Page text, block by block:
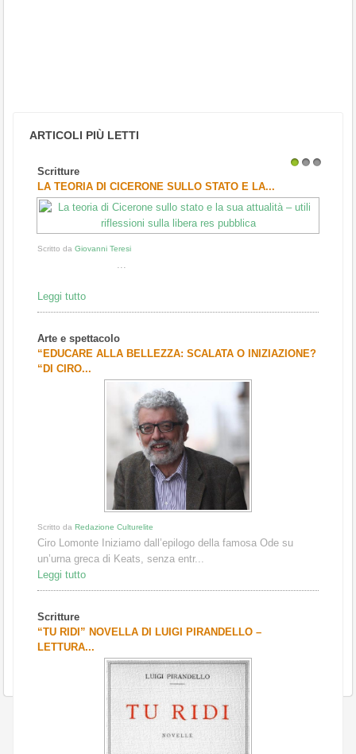
ARTICOLI PIÙ LETTI
Scritture
LA TEORIA DI CICERONE SULLO STATO E LA...
Scritto da Giovanni Teresi
...
Leggi tutto
Arte e spettacolo
“EDUCARE ALLA BELLEZZA: SCALATA O INIZIAZIONE?
“DI CIRO...
Scritto da Redazione Culturelite
Ciro Lomonte Iniziamo dall’epilogo della famosa Ode su
un’urna greca di Keats, senza entr...
Leggi tutto
Scritture
“TU RIDI” NOVELLA DI LUIGI PIRANDELLO –
LETTURA...